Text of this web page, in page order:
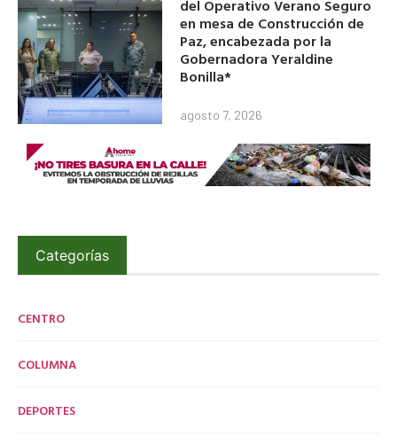
del Operativo Verano Seguro
en mesa de Construcción de
Paz, encabezada por la
Gobernadora Yeraldine
Bonilla*
agosto 7, 2026
Categorías
CENTRO
COLUMNA
DEPORTES